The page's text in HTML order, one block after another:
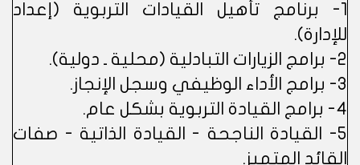
1- برنامج تأهيل القيادات التربوية (إعداد
للإدارة).
2- برامج الزيارات التبادلية (محلية ـ دولية).
3- برامج الأداء الوظيفي وسجل الإنجاز.
4- برامج القيادة التربوية بشكل عام.
5- القيادة الناجحة - القيادة الذاتية - صفات
القائد المتميز.